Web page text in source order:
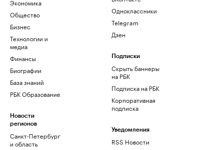
Экономика
Общество
Бизнес
Технологии и
медиа
Финансы
Биографии
База знаний
РБК Образование
Новости
регионов
Санкт-Петербург
и область
Одноклассники
Telegram
Дзен
Подписки
Скрыть баннеры
на РБК
Подписка на РБК
Корпоративная
подписка
Уведомления
RSS Новости